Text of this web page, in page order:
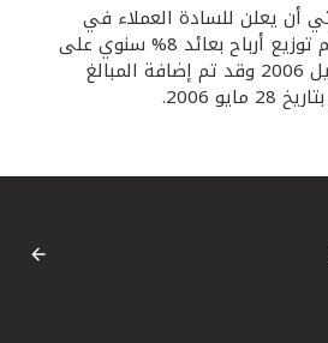
أن يعلن للسادة العملاء في
صندوق المميز أنه قد تم توزيع أرباح بعائد 8% سنوي على
رأس المال عن شهر ابريل 2006 وقد تم إضافة المبالغ
2006.